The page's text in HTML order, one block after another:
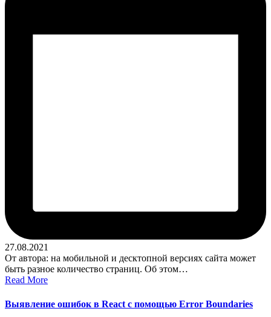
27.08.2021
От автора: на мобильной и десктопной версиях сайта может
быть разное количество страниц. Об этом…
Read More
Выявление ошибок в React с помощью Error Boundaries